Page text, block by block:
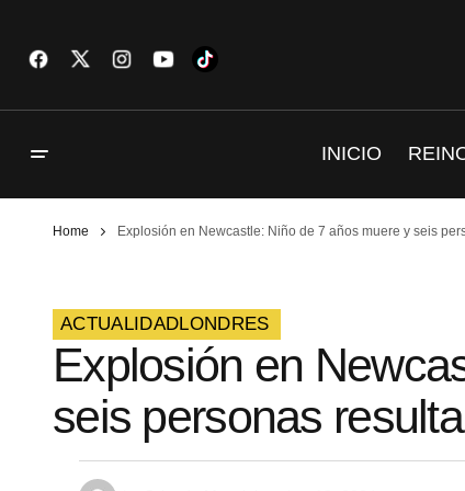
INICIO
Home Explosión en Newcastle: Niño de 7 años muere y seis
ACTUALIDADLONDRES
Explosión en
seis personas